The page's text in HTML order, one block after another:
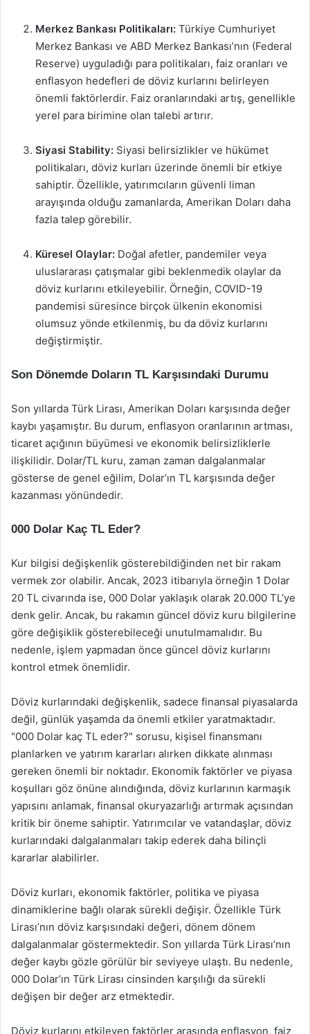
Merkez Bankası Politikaları: Türkiye Cumhuriyet
Merkez Bankası ve ABD Merkez Bankası’nın (Federal
Reserve) uyguladığı para politikaları, faiz oranları ve
enflasyon hedefleri de döviz kurlarını belirleyen
önemli faktörlerdir. Faiz oranlarındaki artış, genellikle
yerel para birimine olan talebi artırır.
Siyasi Stability: Siyasi belirsizlikler ve hükümet
politikaları, döviz kurları üzerinde önemli bir etkiye
sahiptir. Özellikle, yatırımcıların güvenli liman
arayışında olduğu zamanlarda, Amerikan Doları daha
fazla talep görebilir.
Küresel Olaylar: Doğal afetler, pandemiler veya
uluslararası çatışmalar gibi beklenmedik olaylar da
döviz kurlarını etkileyebilir. Örneğin, COVID-19
pandemisi süresince birçok ülkenin ekonomisi
olumsuz yönde etkilenmiş, bu da döviz kurlarını
değiştirmiştir.
Son Dönemde Doların TL Karşısındaki Durumu
Son yıllarda Türk Lirası, Amerikan Doları karşısında değer
kaybı yaşamıştır. Bu durum, enflasyon oranlarının artması,
ticaret açığının büyümesi ve ekonomik belirsizliklerle
ilişkilidir. Dolar/TL kuru, zaman zaman dalgalanmalar
gösterse de genel eğilim, Dolar’ın TL karşısında değer
kazanması yönündedir.
000 Dolar Kaç TL Eder?
Kur bilgisi değişkenlik gösterebildiğinden net bir rakam
vermek zor olabilir. Ancak, 2023 itibarıyla örneğin 1 Dolar
20 TL civarında ise, 000 Dolar yaklaşık olarak 20.000 TL’ye
denk gelir. Ancak, bu rakamın güncel döviz kuru bilgilerine
göre değişiklik gösterebileceği unutulmamalıdır. Bu
nedenle, işlem yapmadan önce güncel döviz kurlarını
kontrol etmek önemlidir.
Döviz kurlarındaki değişkenlik, sadece finansal piyasalarda
değil, günlük yaşamda da önemli etkiler yaratmaktadır.
"000 Dolar kaç TL eder?" sorusu, kişisel finansmanı
planlarken ve yatırım kararları alırken dikkate alınması
gereken önemli bir noktadır. Ekonomik faktörler ve piyasa
koşulları göz önüne alındığında, döviz kurlarının karmaşık
yapısını anlamak, finansal okuryazarlığı artırmak açısından
kritik bir öneme sahiptir. Yatırımcılar ve vatandaşlar, döviz
kurlarındaki dalgalanmaları takip ederek daha bilinçli
kararlar alabilirler.
Döviz kurları, ekonomik faktörler, politika ve piyasa
dinamiklerine bağlı olarak sürekli değişir. Özellikle Türk
Lirası’nın döviz karşısındaki değeri, dönem dönem
dalgalanmalar göstermektedir. Son yıllarda Türk Lirası’nın
değer kaybı gözle görülür bir seviyeye ulaştı. Bu nedenle,
000 Dolar’ın Türk Lirası cinsinden karşılığı da sürekli
değişen bir değer arz etmektedir.
Döviz kurlarını etkileyen faktörler arasında enflasyon, faiz